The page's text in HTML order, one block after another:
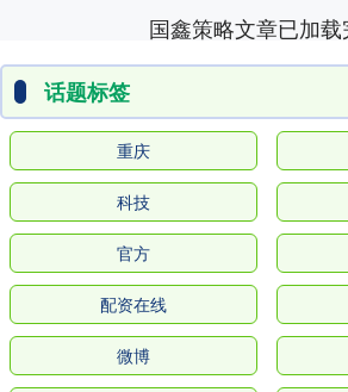
国鑫策略文章已加
话题标签
重庆
科技
官方
配资在线
微博